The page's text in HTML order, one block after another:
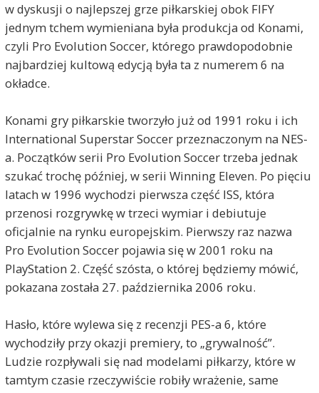
w dyskusji o najlepszej grze piłkarskiej obok FIFY
jednym tchem wymieniana była produkcja od Konami,
czyli Pro Evolution Soccer, którego prawdopodobnie
najbardziej kultową edycją była ta z numerem 6 na
okładce.
Konami gry piłkarskie tworzyło już od 1991 roku i ich
International Superstar Soccer przeznaczonym na NES-
a. Początków serii Pro Evolution Soccer trzeba jednak
szukać trochę później, w serii Winning Eleven. Po pięciu
latach w 1996 wychodzi pierwsza część ISS, która
przenosi rozgrywkę w trzeci wymiar i debiutuje
oficjalnie na rynku europejskim. Pierwszy raz nazwa
Pro Evolution Soccer pojawia się w 2001 roku na
PlayStation 2. Część szósta, o której będziemy mówić,
pokazana została 27. października 2006 roku.
Hasło, które wylewa się z recenzji PES-a 6, które
wychodziły przy okazji premiery, to „grywalność”.
Ludzie rozpływali się nad modelami piłkarzy, które w
tamtym czasie rzeczywiście robiły wrażenie, same